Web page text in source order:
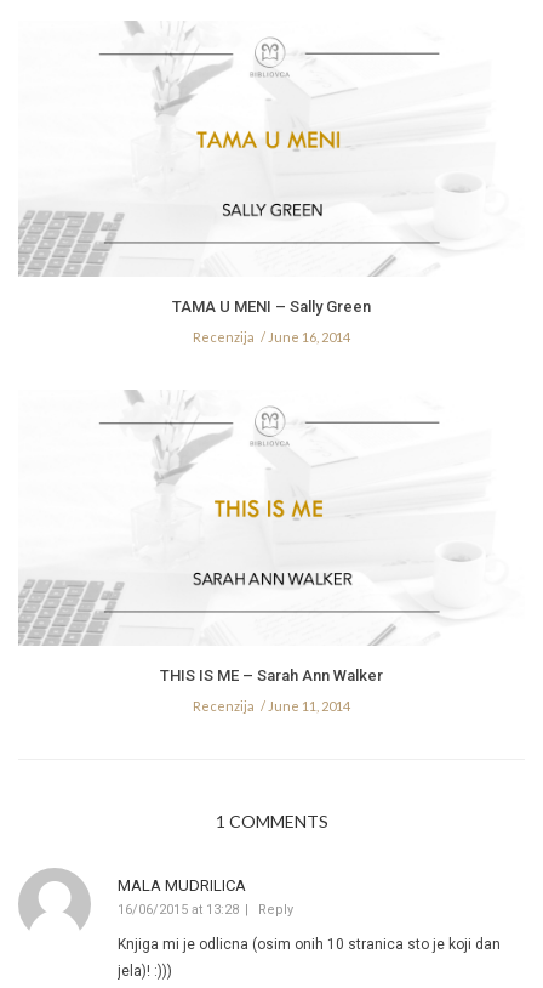
TAMA U MENI – Sally Green
Recenzija June 16, 2014
THIS IS ME – Sarah Ann Walker
Recenzija June 11, 2014
1 COMMENTS
MALA MUDRILICA
16/06/2015 at 13:28 Reply
Knjiga mi je odlicna (osim onih 10 stranica sto je koji dan
jela)! :)))